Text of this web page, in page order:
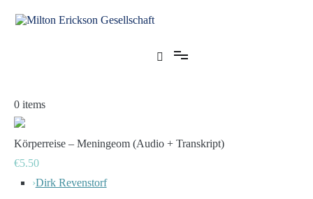
Inhalt
0 items
Körperreise – Meningeom (Audio + Transkript)
€5.50
›Dirk Revenstorf